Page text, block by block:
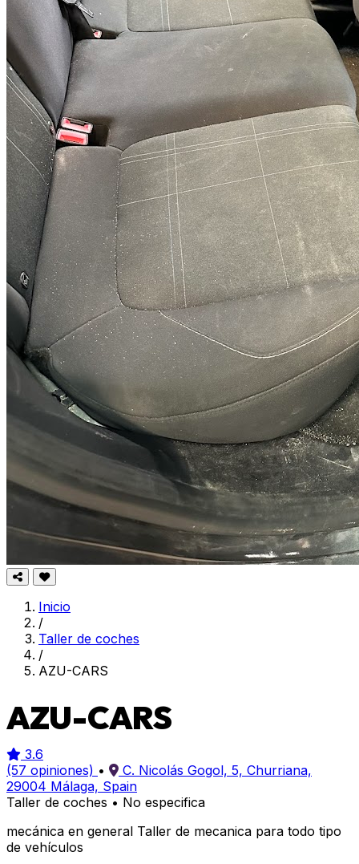
Inicio
/
Taller de coches
/
AZU-CARS
AZU-CARS
3.6
(57 opiniones) •
C. Nicolás Gogol, 5, Churriana,
29004 Málaga, Spain
Taller de coches • No especifica
mecánica en general Taller de mecanica para todo tipo
de vehículos